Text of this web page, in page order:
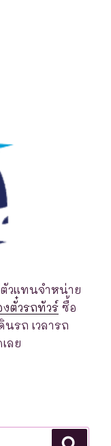
วแทนจำหน่าย
งตั๋วรถทัวร์ ซื้อ
นรถ เวลารถ
ลย